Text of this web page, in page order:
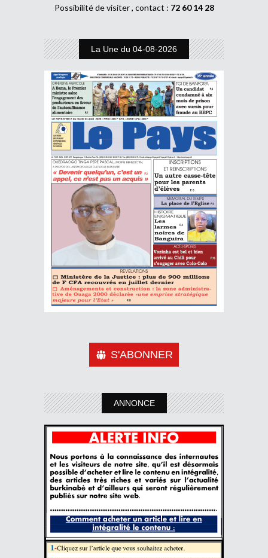
Possibilité de visiter , contact : 72 60 14 28
La Une du 04-08-2026
S'ABONNER
ANNONCE